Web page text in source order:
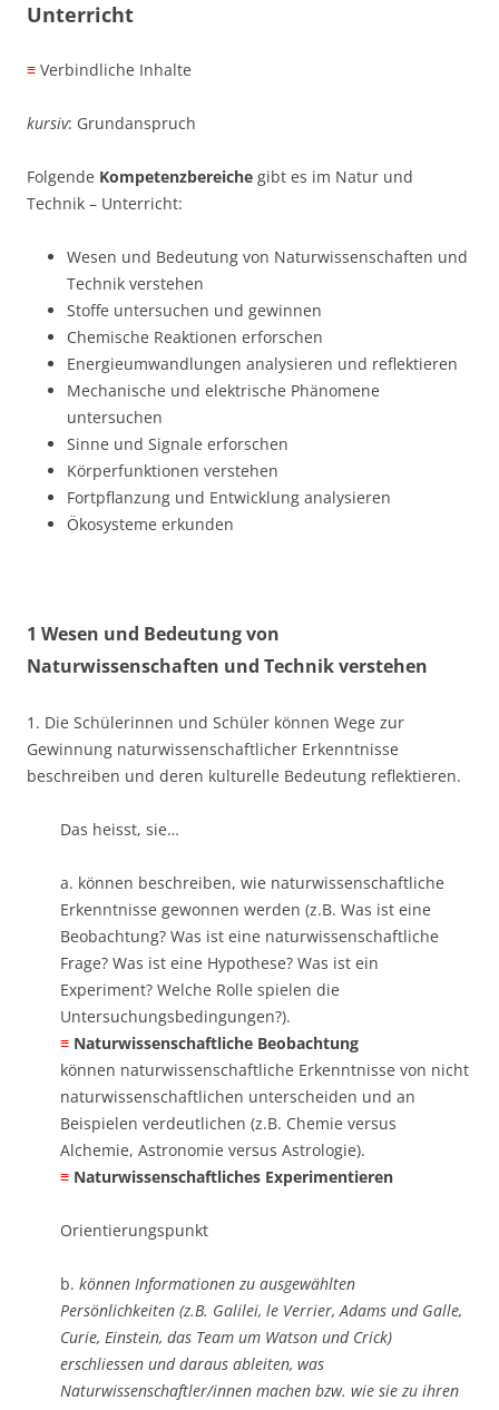
Unterricht
≡ Verbindliche Inhalte
kursiv: Grundanspruch
Folgende Kompetenzbereiche gibt es im Natur und
Technik – Unterricht:
Wesen und Bedeutung von Naturwissenschaften und
Technik verstehen
Stoffe untersuchen und gewinnen
Chemische Reaktionen erforschen
Energieumwandlungen analysieren und reflektieren
Mechanische und elektrische Phänomene
untersuchen
Sinne und Signale erforschen
Körperfunktionen verstehen
Fortpflanzung und Entwicklung analysieren
Ökosysteme erkunden
1 Wesen und Bedeutung von
Naturwissenschaften und Technik verstehen
1. Die Schülerinnen und Schüler können Wege zur
Gewinnung naturwissenschaftlicher Erkenntnisse
beschreiben und deren kulturelle Bedeutung reflektieren.
Das heisst, sie…
a. können beschreiben, wie naturwissenschaftliche
Erkenntnisse gewonnen werden (z.B. Was ist eine
Beobachtung? Was ist eine naturwissenschaftliche
Frage? Was ist eine Hypothese? Was ist ein
Experiment? Welche Rolle spielen die
Untersuchungsbedingungen?). ​
≡ Naturwissenschaftliche Beobachtung
können naturwissenschaftliche Erkenntnisse von nicht
naturwissenschaftlichen unterscheiden und an
Beispielen verdeutlichen (z.B. Chemie versus
Alchemie, Astronomie versus Astrologie). ​
≡ Naturwissenschaftliches Experimentieren
Orientierungspunkt
b. können Informationen zu ausgewählten
Persönlichkeiten (z.B. Galilei, le Verrier, Adams und Galle,
Curie, Einstein, das Team um Watson und Crick)
erschliessen und daraus ableiten, was
Naturwissenschaftler/innen machen bzw. wie sie zu ihren